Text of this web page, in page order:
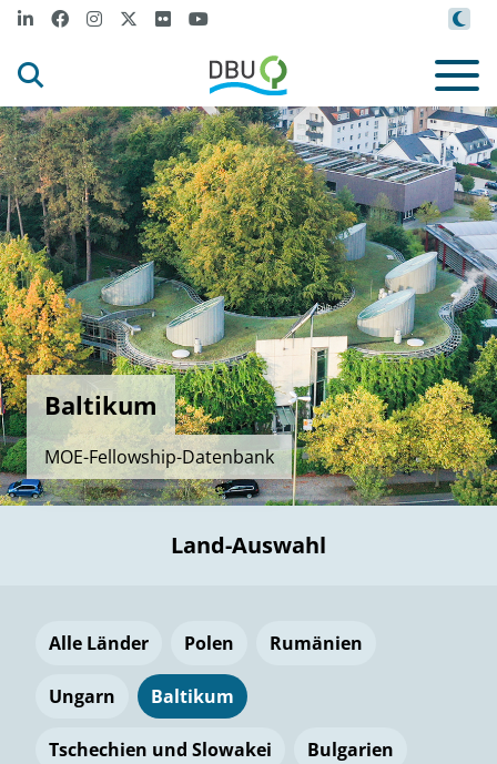
Baltikum
MOE-Fellowship-Datenbank
Land-Auswahl
Alle Länder Polen Rumänien
Ungarn Baltikum
Tschechien und Slowakei Bulgarien